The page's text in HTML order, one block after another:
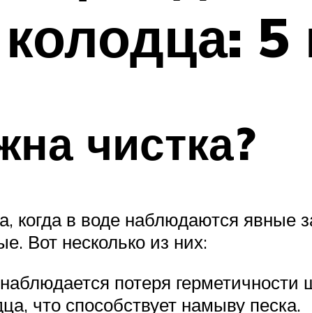
5
чистка?
когда в воде наблюдаются явные
Вот несколько из них:
потеря герметичности
что способствует намыву песка.